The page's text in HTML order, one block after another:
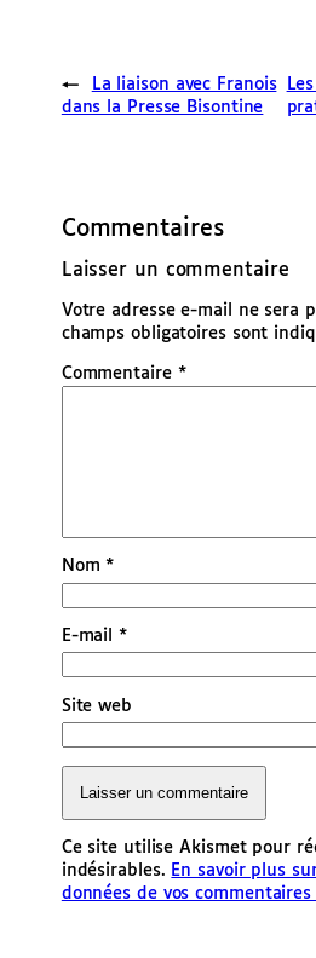
←
La liaison avec Franois
dans la Presse Bisontine
Commentaires
Laisser un commentaire
Votre adresse e-mail ne sera
champs obligatoires sont
Commentaire *
Nom*
E-mail*
Site web
Ce site utilise Akismet pour
indésirables. En savoir plus
données de vos